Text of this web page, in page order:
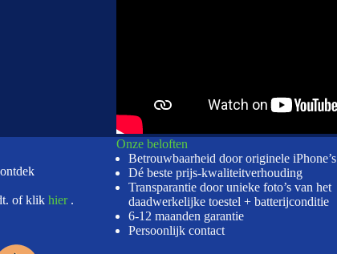
of klikhier .
Onze beloften
Betrouwbaarheid door originele iPhone’s
Dé beste prijs-kwaliteitverhouding
Transparantie door unieke foto’s van het
daadwerkelijke toestel + batterijconditie
6-12 maanden garantie
Persoonlijk contact